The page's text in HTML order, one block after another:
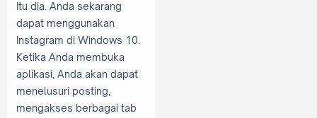
Itu dia. Anda sekarang
dapat menggunakan
Instagram di Windows 10.
Ketika Anda membuka
aplikasi, Anda akan dapat
menelusuri posting,
mengakses berbagai tab